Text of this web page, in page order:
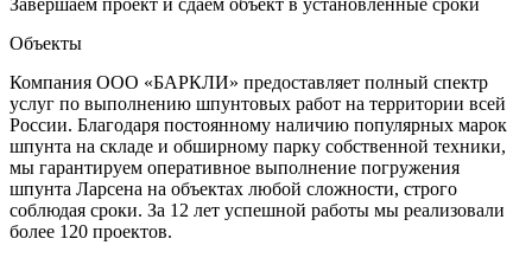
Объекты
Компания ООО «БАРКЛИ» предоставляет полный спектр
услуг по выполнению шпунтовых работ на территории всей
России. Благодаря постоянному наличию популярных марок
шпунта на складе и обширному парку собственной техники,
мы гарантируем оперативное выполнение погружения
шпунта Ларсена на объектах любой сложности, строго
соблюдая сроки. За 12 лет успешной работы мы реализовали
более 120 проектов.